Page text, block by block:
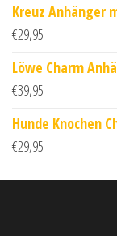
Kreuz Anhänger
€29,95
Löwe Charm
€39,95
Hunde Knochen
€29,95